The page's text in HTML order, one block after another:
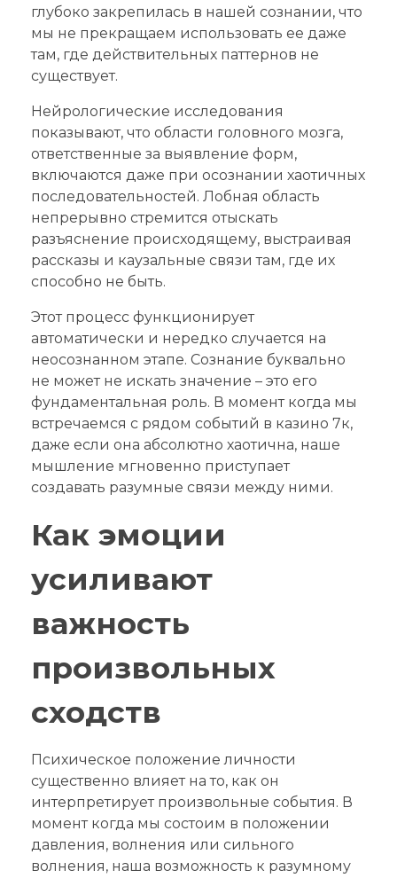
глубоко закрепилась в нашей сознании, что
мы не прекращаем использовать ее даже
там, где действительных паттернов не
существует.
Нейрологические исследования
показывают, что области головного мозга,
ответственные за выявление форм,
включаются даже при осознании хаотичных
последовательностей. Лобная область
непрерывно стремится отыскать
разъяснение происходящему, выстраивая
рассказы и каузальные связи там, где их
способно не быть.
Этот процесс функционирует
автоматически и нередко случается на
неосознанном этапе. Сознание буквально
не может не искать значение – это его
фундаментальная роль. В момент когда мы
встречаемся с рядом событий в казино 7к,
даже если она абсолютно хаотична, наше
мышление мгновенно приступает
создавать разумные связи между ними.
Как эмоции
усиливают
важность
произвольных
сходств
Психическое положение личности
существенно влияет на то, как он
интерпретирует произвольные события. В
момент когда мы состоим в положении
давления, волнения или сильного
волнения, наша возможность к разумному